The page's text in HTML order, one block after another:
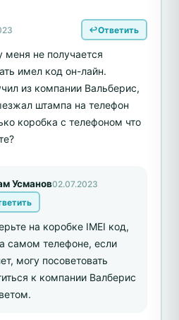
Ответить
не получается
имел код он-лайн.
из компании Вальберис,
штампа на телефон
коробка с телефоном что
Усманов02.07.2023
на коробке IMEI код,
самом телефоне, если
могу посоветовать
к компании Валберис